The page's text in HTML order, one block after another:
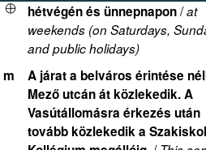
hétvégén és ünnepnapon/at
weekends (on Saturdays,
and public holidays)
m
A járat a belváros érintése
Mező utcán át közlekedik. A
Vasútállomásra érkezés után
tovább közlekedik a